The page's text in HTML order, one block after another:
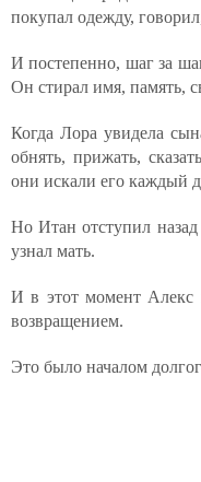
покупал одежду,
И постепенно, шаг за
Он стирал имя, память,
Когда Лора увидела
обнять, прижать,
они искали его каждый
Но Итан отступил
узнал мать.
И в этот момент Алекс
возвращением.
Это было началом